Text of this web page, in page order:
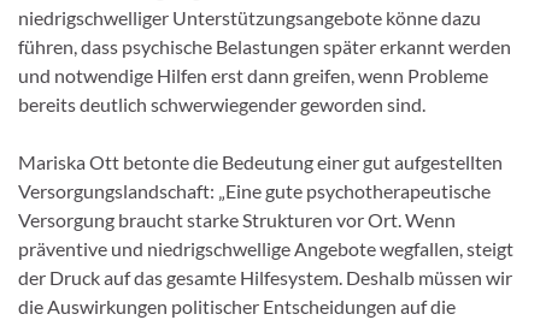
niedrigschwelliger Unterstützungsangebote könne dazu
führen, dass psychische Belastungen später erkannt werden
und notwendige Hilfen erst dann greifen, wenn Probleme
bereits deutlich schwerwiegender geworden sind.
Mariska Ott betonte die Bedeutung einer gut aufgestellten
Versorgungslandschaft: „Eine gute psychotherapeutische
Versorgung braucht starke Strukturen vor Ort. Wenn
präventive und niedrigschwellige Angebote wegfallen, steigt
der Druck auf das gesamte Hilfesystem. Deshalb müssen wir
die Auswirkungen politischer Entscheidungen auf die